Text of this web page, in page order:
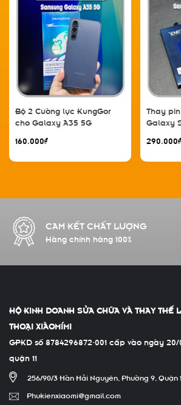
Bộ 2 Cường lực KungGor
cho Galaxy A35 5G
160.000₫
Thay
Galaxy
290.000₫
CAM KẾT CHẤT LƯỢNG
Hàng chính hãng 100%
HỘ KINH DOANH SỬA CHỮA VÀ THAY THẾ
THOẠI XIÀOMÍMI
GPKD số 8784296872-001 cấp vào ngày
quận 11
256/90/3 Hàn Hải Nguyên, Phường 9, Quận
Phukienxiaomi@gmail.com